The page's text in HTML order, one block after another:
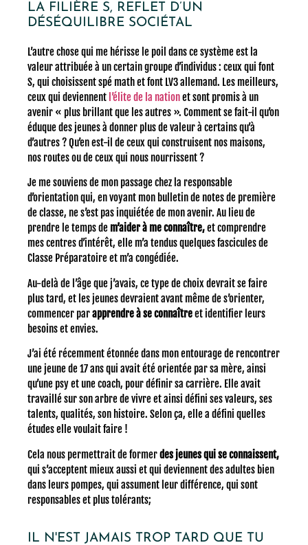
LA FILIÈRE S, REFLET D’UN
DÉSÉQUILIBRE SOCIÉTAL
L’autre chose qui me hérisse le poil dans ce système est la
valeur attribuée à un certain groupe d’individus : ceux qui font
S, qui choisissent spé math et font LV3 allemand. Les meilleurs,
ceux qui deviennent l’élite de la nationet sont promis à un
avenir « plus brillant que les autres ». Comment se fait-il qu’on
éduque des jeunes à donner plus de valeur à certains qu’à
d’autres ? Qu’en est-il de ceux qui construisent nos maisons,
nos routes ou de ceux qui nous nourrissent ?
Je me souviens de mon passage chez la responsable
d’orientation qui, en voyant mon bulletin de notes de première
de classe, ne s’est pas inquiétée de mon avenir. Au lieu de
prendre le temps de m’aider à me connaître,et comprendre
mes centres d’intérêt, elle m’a tendus quelques fascicules de
Classe Préparatoire et m’a congédiée.
Au-delà de l’âge que j’avais, ce type de choix devrait se faire
plus tard, et les jeunes devraient avant même de s’orienter,
commencer parapprendre à se connaîtreet identifier leurs
besoins et envies.
J’ai été récemment étonnée dans mon entourage de rencontrer
une jeune de 17 ans qui avait été orientée par sa mère, ainsi
qu’une psy et une coach, pour définir sa carrière. Elle avait
travaillé sur son arbre de vivre et ainsi défini ses valeurs, ses
talents, qualités, son histoire. Selon ça, elle a défini quelles
études elle voulait faire !
Cela nous permettrait de formerdes jeunes qui se connaissent,
qui s’acceptent mieux aussi et qui deviennent des adultes bien
dans leurs pompes, qui assument leur différence, qui sont
responsables et plus tolérants;
IL N'EST JAMAIS TROP TARD QUE TU